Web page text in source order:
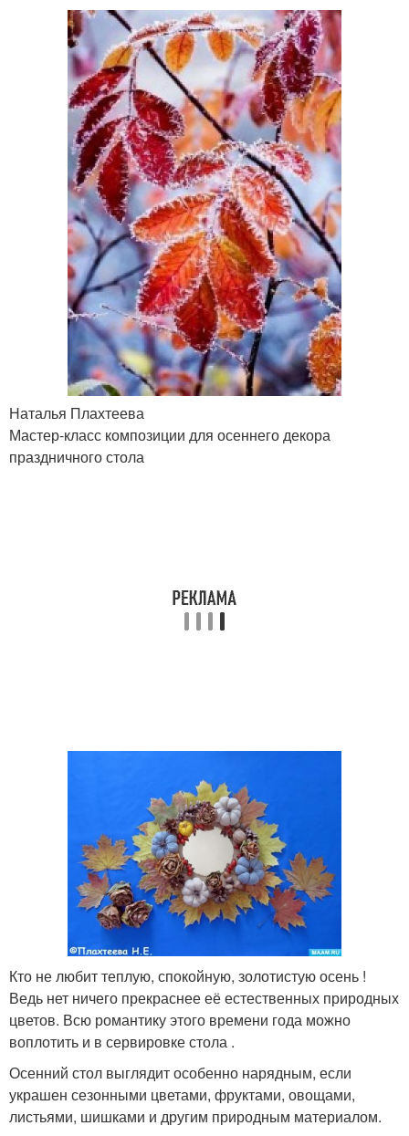
Наталья Плахтеева
Мастер-класс композиции для осеннего декора
праздничного стола
Кто не любит теплую, спокойную, золотистую осень !
Ведь нет ничего прекраснее её естественных природных
цветов. Всю романтику этого времени года можно
воплотить и в сервировке стола .
Осенний стол выглядит особенно нарядным, если
украшен сезонными цветами, фруктами, овощами,
листьями, шишками и другим природным материалом.